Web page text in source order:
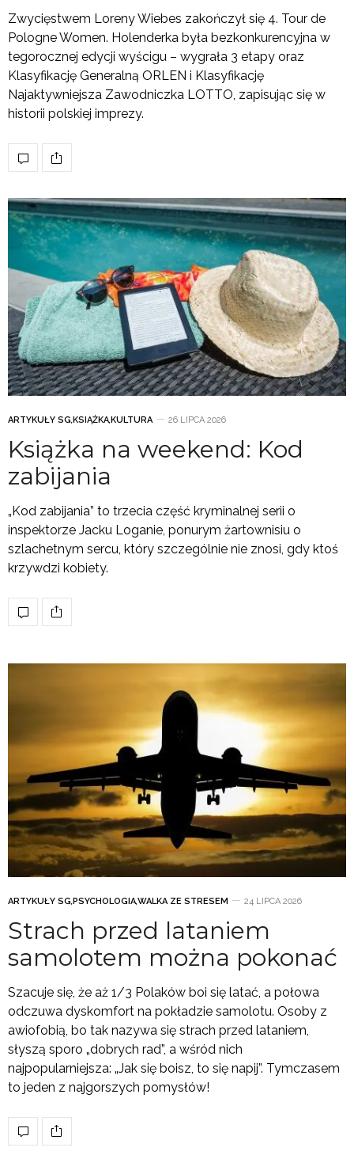
Zwycięstwem Loreny Wiebes zakończył się 4. Tour de
Pologne Women. Holenderka była bezkonkurencyjna w
tegorocznej edycji wyścigu – wygrała 3 etapy oraz
Klasyfikację Generalną ORLEN i Klasyfikację
Najaktywniejsza Zawodniczka LOTTO, zapisując się w
historii polskiej imprezy.
ARTYKUŁY SG,KSIĄŻKA,KULTURA 26 LIPCA 2026
Książka na weekend: Kod
zabijania
„Kod zabijania” to trzecia część kryminalnej serii o
inspektorze Jacku Loganie, ponurym żartownisiu o
szlachetnym sercu, który szczególnie nie znosi, gdy ktoś
krzywdzi kobiety.
ARTYKUŁY SG,PSYCHOLOGIA,WALKA ZE STRESEM 24 LIPCA 2026
Strach przed lataniem
samolotem można pokonać
Szacuje się, że aż 1/3 Polaków boi się latać, a połowa
odczuwa dyskomfort na pokładzie samolotu. Osoby z
awiofobią, bo tak nazywa się strach przed lataniem,
słyszą sporo „dobrych rad”, a wśród nich
najpopularniejsza: „Jak się boisz, to się napij”. Tymczasem
to jeden z najgorszych pomysłów!